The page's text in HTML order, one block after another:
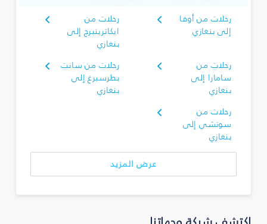
رحلات من أوفا
إلى بنغازي
رحلات من
ايكاترينبرج إلى
بنغازي
رحلات من
سامارا إلى
بنغازي
رحلات من سانت
بطرسبرغ إلى
بنغازي
رحلات من
سوتشي إلى
بنغازي
عرض المزيد